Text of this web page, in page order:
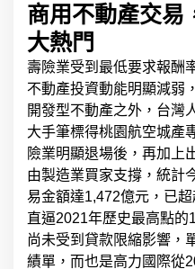
商用不動產交易
大熱門
壽險業受到最低要求報酬
不動產投資動能明顯減弱
開發型不動產之外，台灣
大手筆標得桃園航空城產
險業明顯退場後，再加上
由製造業買家支撐，統計
易金額達1,472億元，已
直逼2021年歷史最高點的
尚未受到貸款限縮影響，
績單，而也是高力國際從